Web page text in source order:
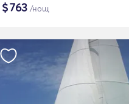
$763 /нощ